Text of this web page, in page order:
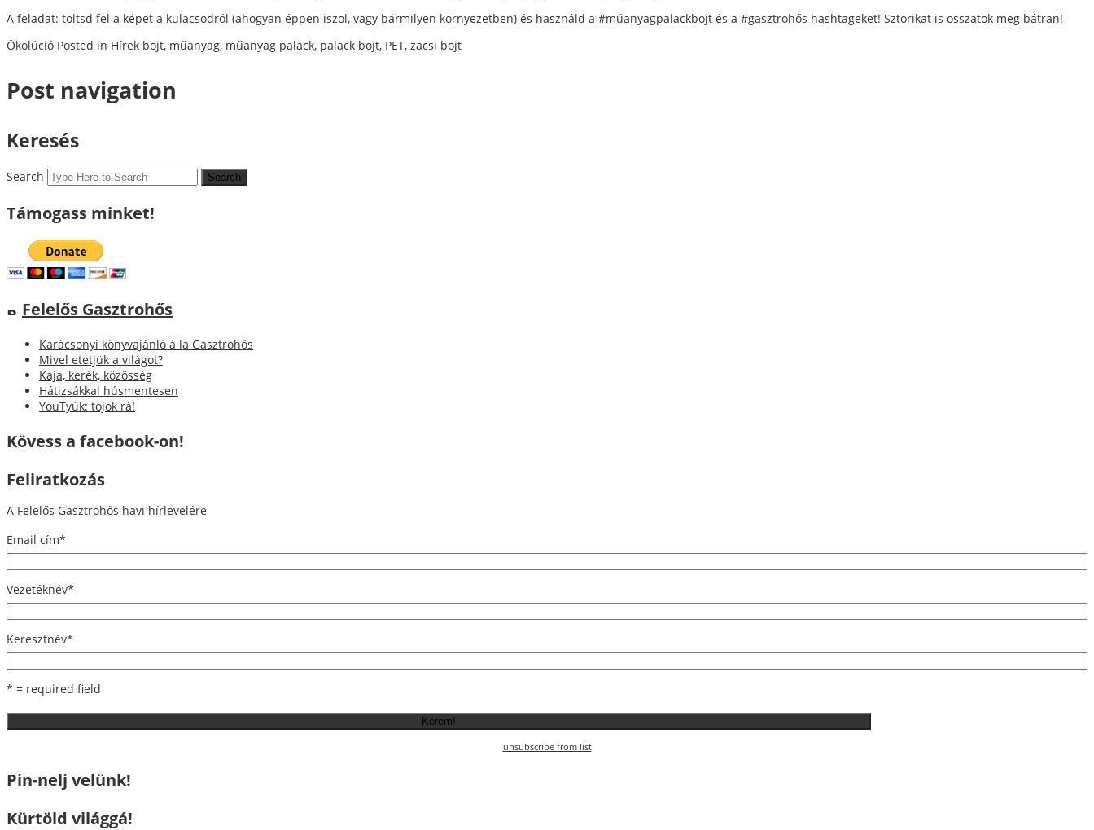
A feladat: töltsd fel a képet a kulacsodról (ahogyan éppen iszol, vagy bármilyen környezetben) és használd a #műanyagpalackböjt és a #gasztrohős hashtageket! Sztorikat is osszatok meg bátran!
Ökolúció Posted in Hírek böjt, műanyag, műanyag palack, palack böjt, PET, zacsi böjt
Post navigation
Keresés
Search
Támogass minket!
Felelős Gasztrohős
Karácsonyi könyvajánló á la Gasztrohős
Mivel etetjük a világot?
Kaja, kerék, közösség
Hátizsákkal húsmentesen
YouTyúk: tojok rá!
Kövess a facebook-on!
Feliratkozás
A Felelős Gasztrohős havi hírlevelére
Email cím*
Vezetéknév*
Keresztnév*
* = required field
unsubscribe from list
Pin-nelj velünk!
Kürtöld világgá!